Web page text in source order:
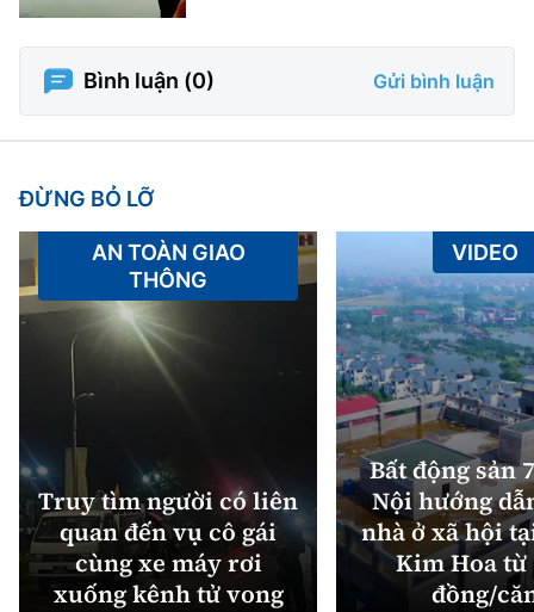
Bình luận (0) Gửi bình luận
ĐỪNG BỎ LỠ
Truy tìm người có liên
quan đến vụ cô gái
cùng xe máy rơi
xuống kênh tử vong
AN TOÀN GIAO
THÔNG
Bất động sản
Nội hướng
nhà ở xã hội
Kim Hoa từ
đồng/
VIDEO